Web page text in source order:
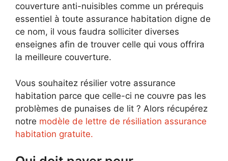
couverture anti-nuisibles comme un prérequis
essentiel à toute assurance habitation digne de
ce nom, il vous faudra solliciter diverses
enseignes afin de trouver celle qui vous offrira
la meilleure couverture.
Vous souhaitez résilier votre assurance
habitation parce que celle-ci ne couvre pas les
problèmes de punaises de lit ? Alors récupérez
notre modèle de lettre de résiliation assurance
habitation gratuite.